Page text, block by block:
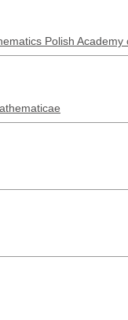
Polish Academy